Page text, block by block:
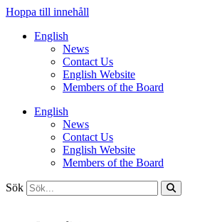
Hoppa till innehåll
English
News
Contact Us
English Website
Members of the Board
English
News
Contact Us
English Website
Members of the Board
Sök